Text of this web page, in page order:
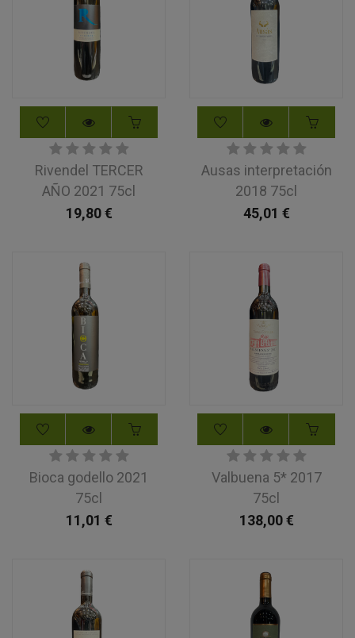
Rivendel TERCER
AÑO 2021 75cl
19,80€
Ausas interpretación
2018 75cl
45,01 €
Bioca godello 2021
75cl
11,01 €
Valbuena 5* 2017
75cl
138,00€